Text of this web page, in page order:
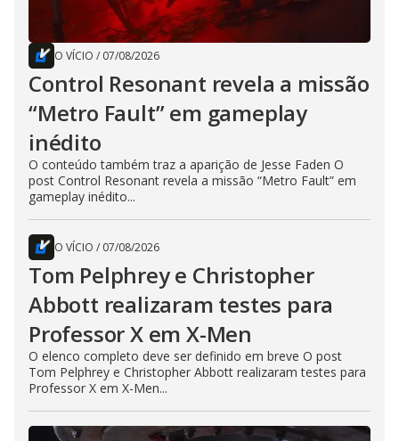
O VÍCIO / 07/08/2026
Control Resonant revela a missão
“Metro Fault” em gameplay
inédito
O conteúdo também traz a aparição de Jesse Faden O
post Control Resonant revela a missão “Metro Fault” em
gameplay inédito...
O VÍCIO / 07/08/2026
Tom Pelphrey e Christopher
Abbott realizaram testes para
Professor X em X-Men
O elenco completo deve ser definido em breve O post
Tom Pelphrey e Christopher Abbott realizaram testes para
Professor X em X-Men...